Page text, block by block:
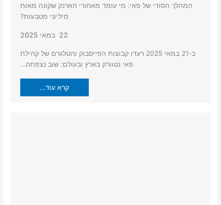
המהלך הסודי של פאי: מי עומד מאחורי הארנק שקונה מאות
מיליוני מטבעות?
22 במאי 2025
ב-21 במאי 2025 רעדו קבוצות הפייסבוק והטלגרם של קהילת
פאי נטוורק בארץ ובעולם: שוב נצפתה…
קרא עוד…